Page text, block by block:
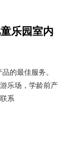
乐园室内
的最佳服务。
乐场，学龄前产
系